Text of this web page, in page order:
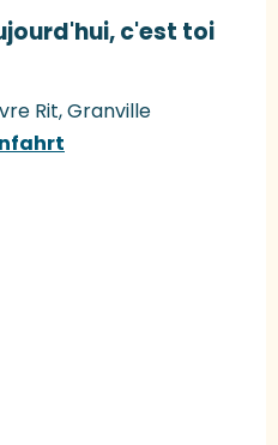
c'est toi
Rit, Granville